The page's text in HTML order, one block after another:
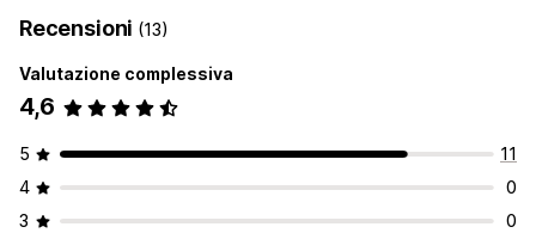
Progettazione dei banner
Multilingua
Rilevamento della lingua
Adattivo per dispositivi mobili
Gestione dei dati
Recensioni (13)
Valutazione complessiva
4,6
5
11
4
0
3
0